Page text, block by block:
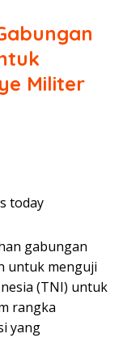
Militer
today
gabungan
untuk menguji
(TNI) untuk
rangka
yang